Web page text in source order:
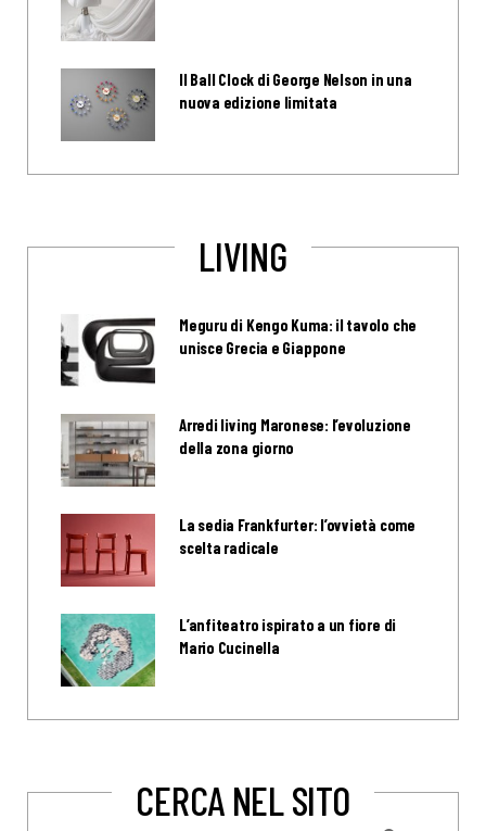
Il Ball Clock di George Nelson in una
nuova edizione limitata
LIVING
Meguru di Kengo Kuma: il tavolo che
unisce Grecia e Giappone
Arredi living Maronese: l’evoluzione
della zona giorno
La sedia Frankfurter: l’ovvietà come
scelta radicale
L’anfiteatro ispirato a un fiore di
Mario Cucinella
CERCA NEL SITO